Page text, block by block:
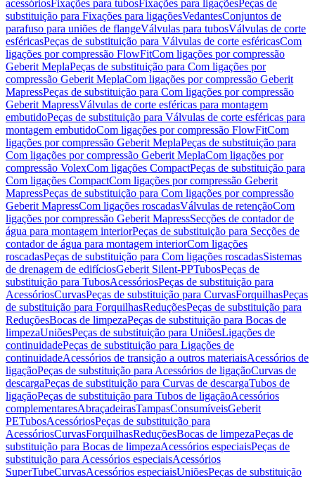
acessóriosFixações para tubosFixações para ligaçõesPeças de
substituição para Fixações para ligaçõesVedantesConjuntos de
parafuso para uniões de flangeVálvulas para tubosVálvulas de corte
esféricasPeças de substituição para Válvulas de corte esféricasCom
ligações por compressão FlowFitCom ligações por compressão
Geberit MeplaPeças de substituição para Com ligações por
compressão Geberit MeplaCom ligações por compressão Geberit
MapressPeças de substituição para Com ligações por compressão
Geberit MapressVálvulas de corte esféricas para montagem
embutidoPeças de substituição para Válvulas de corte esféricas para
montagem embutidoCom ligações por compressão FlowFitCom
ligações por compressão Geberit MeplaPeças de substituição para
Com ligações por compressão Geberit MeplaCom ligações por
compressão VolexCom ligações CompactPeças de substituição para
Com ligações CompactCom ligações por compressão Geberit
MapressPeças de substituição para Com ligações por compressão
Geberit MapressCom ligações roscadasVálvulas de retençãoCom
ligações por compressão Geberit MapressSecções de contador de
água para montagem interiorPeças de substituição para Secções de
contador de água para montagem interiorCom ligações
roscadasPeças de substituição para Com ligações roscadasSistemas
de drenagem de edifíciosGeberit Silent-PPTubosPeças de
substituição para TubosAcessóriosPeças de substituição para
AcessóriosCurvasPeças de substituição para CurvasForquilhasPeças
de substituição para ForquilhasReduçõesPeças de substituição para
ReduçõesBocas de limpezaPeças de substituição para Bocas de
limpezaUniõesPeças de substituição para UniõesLigações de
continuidadePeças de substituição para Ligações de
continuidadeAcessórios de transição a outros materiaisAcessórios de
ligaçãoPeças de substituição para Acessórios de ligaçãoCurvas de
descargaPeças de substituição para Curvas de descargaTubos de
ligaçãoPeças de substituição para Tubos de ligaçãoAcessórios
complementaresAbraçadeirasTampasConsumíveisGeberit
PETubosAcessóriosPeças de substituição para
AcessóriosCurvasForquilhasReduçõesBocas de limpezaPeças de
substituição para Bocas de limpezaAcessórios especiaisPeças de
substituição para Acessórios especiaisAcessórios
SuperTubeCurvasAcessórios especiaisUniõesPeças de substituição